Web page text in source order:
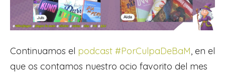
Continuamos el podcast #PorCulpaDeBaM, en el
que os contamos nuestro ocio favorito del mes